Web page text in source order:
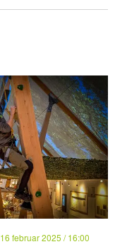
OG
begivenheder
16 februar 2025 / 16:00